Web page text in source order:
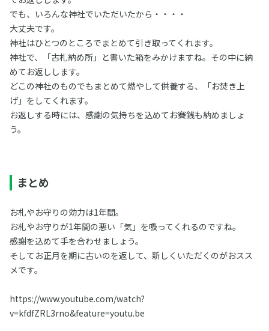
でも、いろんな神社でいただいたから・・・・
大丈夫です。
神社はひとつのところでまとめて引き取ってくれます。
神社で、「古札納め所」と書いた箱をみかけますね。その中に納
めてお返しします。
どこの神社のものでもまとめて燃やして供養する、「お焚き上
げ」をしてくれます。
お返しする時には、感謝の気持ちを込めてお賽銭も納めましょ
う。
まとめ
お札やお守りの効力は1年間。
お札やお守りが1年間の悪い「気」を吸ってくれるのですね。
感謝を込めて手を合わせましょう。
そしてお正月を期に古いのを返して、新しくいただくのがおスス
メです。
https://www.youtube.com/watch?
v=kfdfZRL3rno&feature=youtu.be